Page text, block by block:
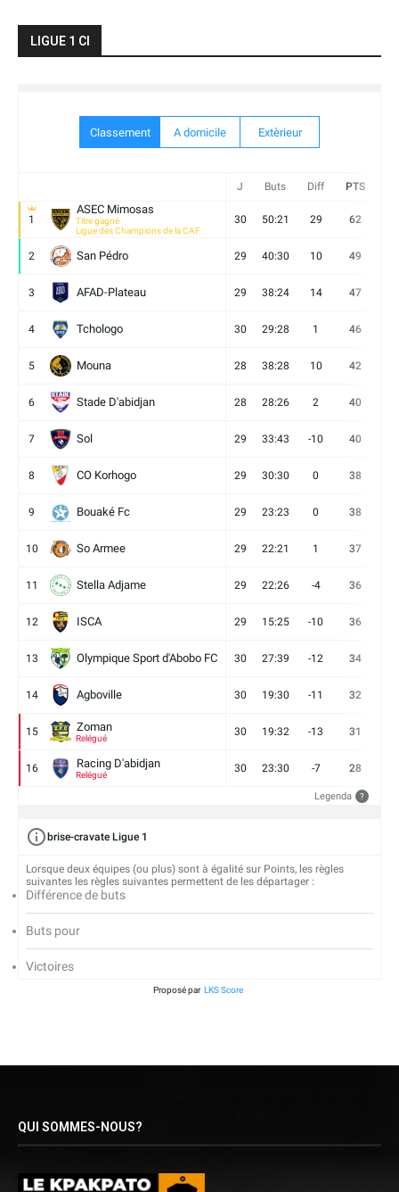
LIGUE 1 CI
Classement A domicile Extèrieur
J Buts Diff PTS
1
ASEC Mimosas
Titre gagné
Ligue des Champions de la CAF
30 50:21 29 62
2 San Pédro 29 40:30 10 49
3 AFAD-Plateau 29 38:24 14 47
4 Tchologo 30 29:28 1 46
5 Mouna 28 38:28 10 42
6 Stade D'abidjan 28 28:26 2 40
7 Sol 29 33:43 -10 40
8 CO Korhogo 29 30:30 0 38
9 Bouaké Fc 29 23:23 0 38
10 So Armee 29 22:21 1 37
11 Stella Adjame 29 22:26 -4 36
12 ISCA 29 15:25 -10 36
13 Olympique Sport d'Abobo FC 30 27:39 -12 34
14 Agboville 30 19:30 -11 32
15 Zoman
Relégué
30 19:32 -13 31
16 Racing D'abidjan
Relégué
30 23:30 -7 28
Legenda ?
brise-cravate Ligue 1
Lorsque deux équipes (ou plus) sont à égalité sur Points, les règles
suivantes les règles suivantes permettent de les départager :
Différence de buts
Buts pour
Victoires
Proposé par LKS Score
QUI SOMMES-NOUS?